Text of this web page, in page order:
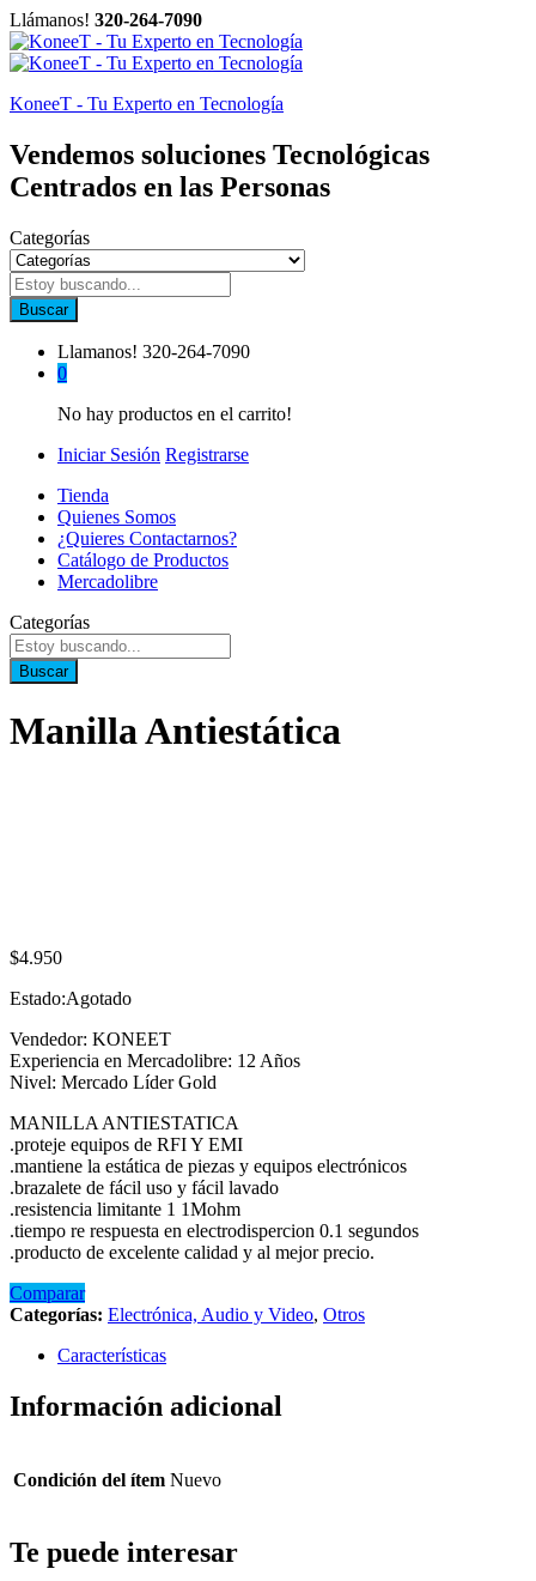
Llámanos! 320-264-7090
KoneeT - Tu Experto en Tecnología
Vendemos soluciones Tecnológicas
Centrados en las Personas
Categorías
Buscar
Llamanos! 320-264-7090
0
No hay productos en el carrito!
Iniciar Sesión Registrarse
Tienda
Quienes Somos
¿Quieres Contactarnos?
Catálogo de Productos
Mercadolibre
Categorías
Buscar
Manilla Antiestática
$4.950
Estado:Agotado
Vendedor: KONEET
Experiencia en Mercadolibre: 12 Años
Nivel: Mercado Líder Gold
MANILLA ANTIESTATICA
.proteje equipos de RFI Y EMI
.mantiene la estática de piezas y equipos electrónicos
.brazalete de fácil uso y fácil lavado
.resistencia limitante 1 1Mohm
.tiempo re respuesta en electrodispercion 0.1 segundos
.producto de excelente calidad y al mejor precio.
Comparar
Categorías: Electrónica, Audio y Video, Otros
Características
Información adicional
Condición del ítem Nuevo
Te puede interesar